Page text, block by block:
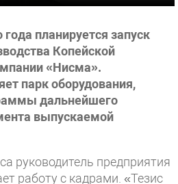
планируется запуск
Копейской
«Нисма».
парк оборудования,
дальнейшего
выпускаемой
руководитель предприятия
работу с кадрами. «Тезис